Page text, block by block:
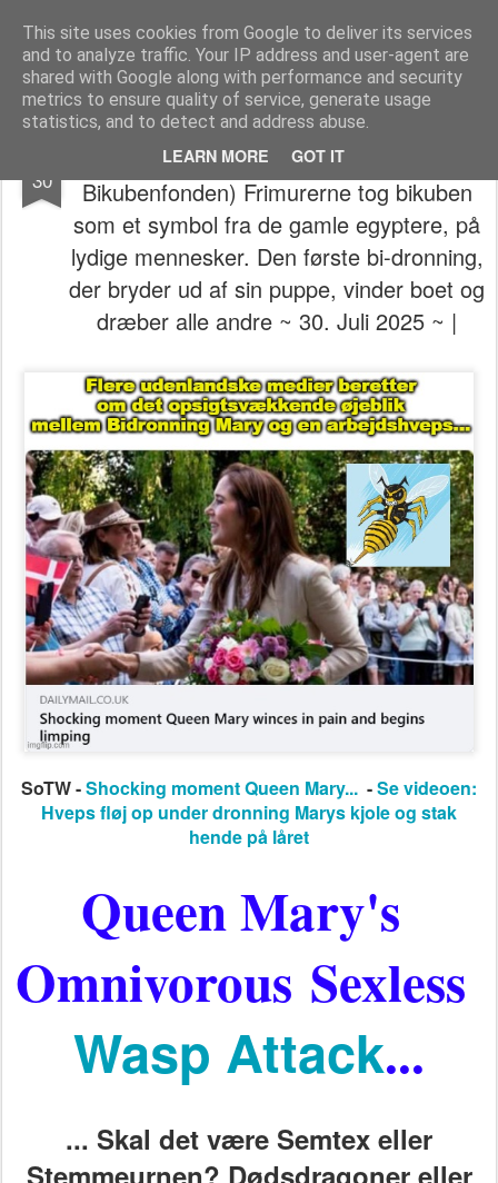
This site uses cookies from Google to deliver its services
and to analyze traffic. Your IP address and user-agent are
shared with Google along with performance and security
metrics to ensure quality of service, generate usage
statistics, and to detect and address abuse.
LEARN MORE GOT IT
The universe is eternal, infinite and vibrant, a conscious cosmos
Pages
30
👁️⃤𓂀🍯🐝🥴(Bidronningen &
Bikubenfonden) Frimurerne tog bikuben
som et symbol fra de gamle egyptere, på
lydige mennesker. Den første bi-dronning,
der bryder ud af sin puppe, vinder boet og
dræber alle andre ~ 30. Juli 2025 ~ |
SoTW -Shocking moment Queen Mary... -Se videoen:
Hveps fløj op under dronning Marys kjole og stak
hende på låret
Queen Mary's
Omnivorous Sexless
Wasp Attack...
... Skal det være Semtex eller
Stemmeurnen? Dødsdragoner eller